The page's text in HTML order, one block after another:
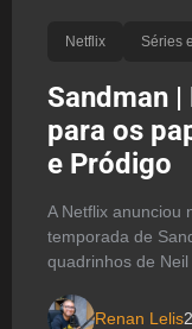
Netflix Séries
Sandman
para os
e Pródigo
A Netflix anunciou
temporada de
quadrinhos de
Renan Lelis